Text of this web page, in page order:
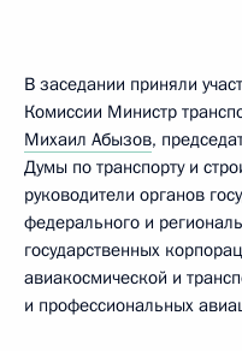
В заседании приняли
Комиссии Министр
Михаил Абызов,
Думы по транспорту и
руководители органов
федерального и
государственных
авиакосмической и
и профессиональных